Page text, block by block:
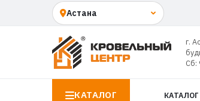
г.
Сб:
КАТАЛОГ КАТАЛОГ